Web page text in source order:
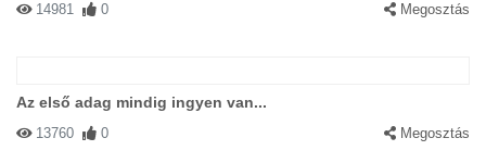
14981 0 Megosztás
Az első adag mindig ingyen van...
13760 0 Megosztás